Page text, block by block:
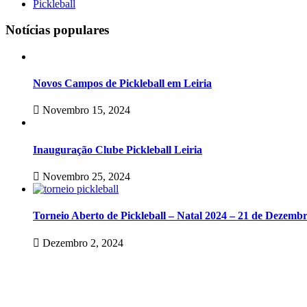
Pickleball
Notícias populares
Novos Campos de Pickleball em Leiria
Novembro 15, 2024
Inauguração Clube Pickleball Leiria
Novembro 25, 2024
Torneio Aberto de Pickleball – Natal 2024 – 21 de
Dezembro 2, 2024